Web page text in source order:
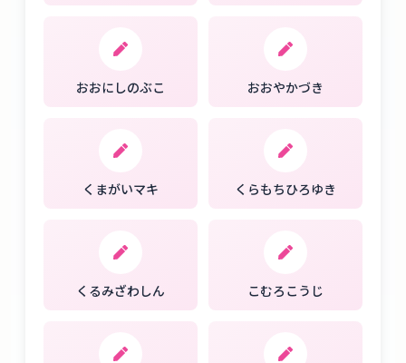
おおにしのぶこ おおやかづき
くまがいマキ くらもちひろゆき
くるみざわしん こむろこうじ